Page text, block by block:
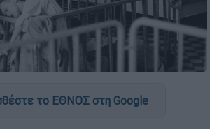
το ΕΘΝΟΣ στη Google